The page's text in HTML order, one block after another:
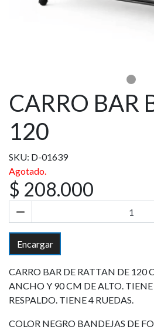
CARRO BAR
120
SKU: D-01639
Agotado.
$ 208.000
Encargar
CARRO BAR DE RATTAN DE 120
ANCHO Y 90 CM DE ALTO.
RESPALDO. TIENE 4 RUEDAS.
COLOR NEGRO BANDEJAS DE